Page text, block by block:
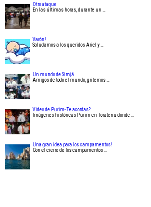
Otro ataque
En las últimas horas, durante un …
Varón!
Saludamos a los queridos Ariel y …
Un mundo de Simjá
Amigos de todo el mundo, gritemos …
Video de Purim- Te acordas?
Imágenes históricas Purim en Toratenu donde …
Una gran idea para los campamentos!
Con el cierre de los campamentos …